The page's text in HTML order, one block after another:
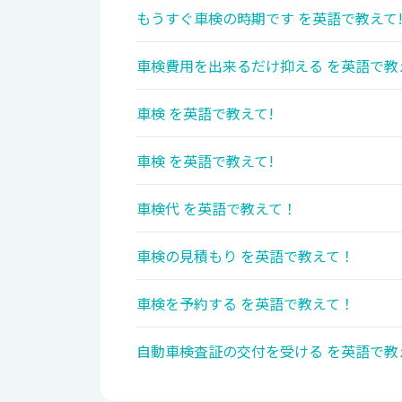
もうすぐ車検の時期です を英語で教えて!
車検費用を出来るだけ抑える を英語で教
車検 を英語で教えて!
車検 を英語で教えて!
車検代 を英語で教えて！
車検の見積もり を英語で教えて！
車検を予約する を英語で教えて！
自動車検査証の交付を受ける を英語で教